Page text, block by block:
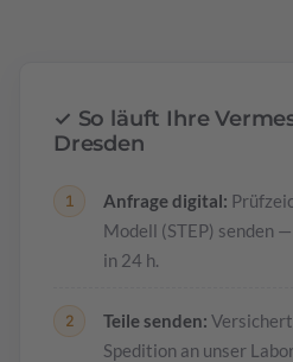
✓ So läuft Ihre
Dresden
Anfrage digital:
Modell (STEP) senden
in 24 h.
Teile senden:
Spedition an unser